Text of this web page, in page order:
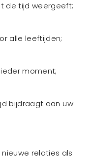
de tijd weergeeft;
alle leeftijden;
moment;
bijdraagt aan uw
relaties als